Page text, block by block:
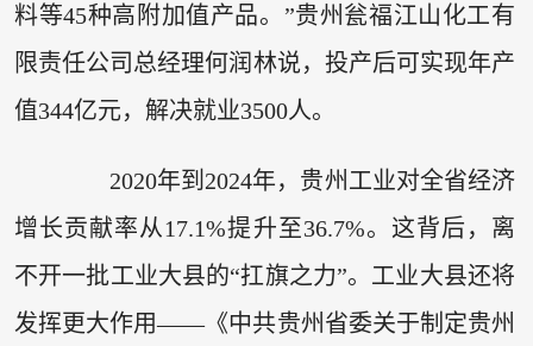
料等45种高附加值产品。”贵州瓮福江山化工有
限责任公司总经理何润林说，投产后可实现年产
值344亿元，解决就业3500人。
2020年到2024年，贵州工业对全省经济
增长贡献率从17.1%提升至36.7%。这背后，离
不开一批工业大县的“扛旗之力”。工业大县还将
发挥更大作用——《中共贵州省委关于制定贵州